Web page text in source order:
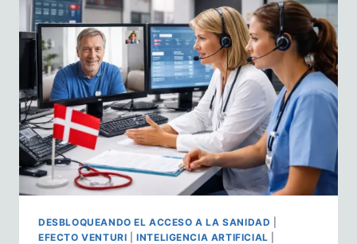
REDUCE
LA
INCIDENCIA
DEL
CÁNCER
DE
MAMA
DESBLOQUEANDO EL ACCESO A LA SANIDAD
EFECTO VENTURI |INTELIGENCIA ARTIFICIAL